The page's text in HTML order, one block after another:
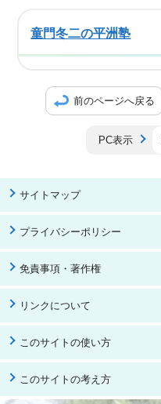
童門冬二の平洲塾
前のページへ戻る
PC表示
サイトマップ
プライバシーポリシー
免責事項・著作権
リンクについて
このサイトの使い方
このサイトの考え方